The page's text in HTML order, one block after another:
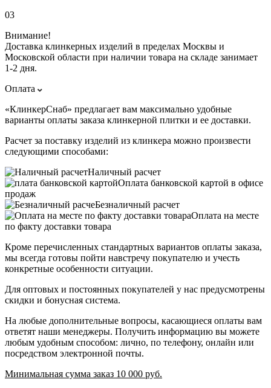
03
Внимание!
Доставка клинкерных изделий в пределах Москвы и
Московской области при наличии товара на складе занимает
1-2 дня.
Оплата
«КлинкерСнаб» предлагает вам максимально удобные
варианты оплаты заказа клинкерной плитки и ее доставки.
Расчет за поставку изделий из клинкера можно произвести
следующими способами:
Наличный расчет
Оплата банковской картой в офисе
продаж
Безналичный расчет
Оплата на месте
по факту доставки товара
Кроме перечисленных стандартных вариантов оплаты заказа,
мы всегда готовы пойти навстречу покупателю и учесть
конкретные особенности ситуации.
Для оптовых и постоянных покупателей у нас предусмотрены
скидки и бонусная система.
На любые дополнительные вопросы, касающиеся оплаты вам
ответят наши менеджеры. Получить информацию вы можете
любым удобным способом: лично, по телефону, онлайн или
посредством электронной почты.
Минимальная сумма заказ 10 000 руб.